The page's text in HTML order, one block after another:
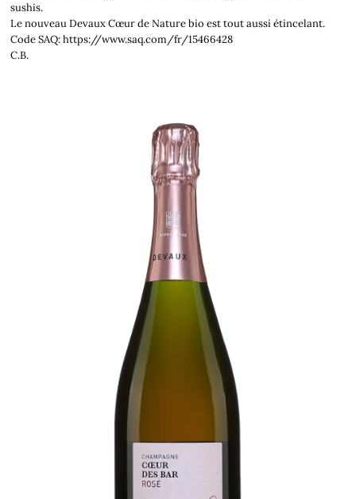
sushis.
Le nouveau Devaux Cœur de Nature bio est tout aussi étincelant.
Code SAQ: https://www.saq.com/fr/15466428
C.B.